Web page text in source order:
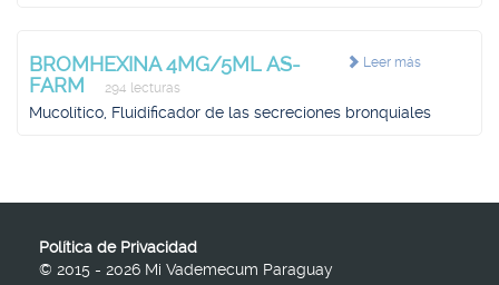
Leer más
BROMHEXINA 4MG/5ML AS-
FARM
294 lecturas
Mucolítico, Fluidificador de las secreciones bronquiales
Política de Privacidad
© 2015 - 2026 Mi Vademecum Paraguay